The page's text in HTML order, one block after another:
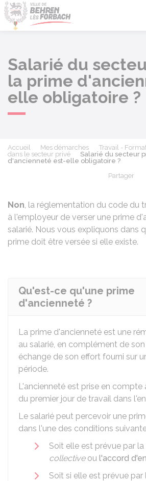
Salarié du
la prime
elle obligatoire ?
Accueil Mes démarches Travail -
dans le secteur privé
Salarié du secteur
d'ancienneté est-elle obligatoire ?
Partager
Non, la réglementation du code du
à l'employeur de verser une prime
salarié. Nous vous expliquons dans
prime doit être versée si elle existe.
Qu'est-ce qu'une prime
d'ancienneté ?
La prime d'ancienneté est une
au salarié, en complément de son
échange de son effort fourni sur
période.
L'ancienneté est prise en compte
du premier jour de travail dans
Le salarié peut percevoir une
dans l'une des conditions
Soit elle est prévue par la
collectiveou l'accord
Soit si elle est prévue par